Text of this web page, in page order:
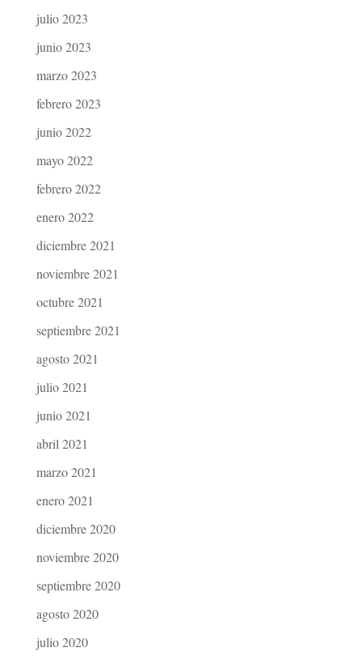
julio 2023
junio 2023
marzo 2023
febrero 2023
junio 2022
mayo 2022
febrero 2022
enero 2022
diciembre 2021
noviembre 2021
octubre 2021
septiembre 2021
agosto 2021
julio 2021
junio 2021
abril 2021
marzo 2021
enero 2021
diciembre 2020
noviembre 2020
septiembre 2020
agosto 2020
julio 2020